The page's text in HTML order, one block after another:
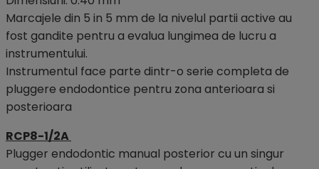
Marcajele din 5 in 5 mm de la nivelul partii active au
fost gandite pentru a evalua lungimea de lucru a
instrumentului.
Instrumentul face parte dintr-o serie completa de
pluggere endodontice pentru zona anterioara si
posterioara
RCP8-1/2A
Plugger endodontic manual posterior cu un singur